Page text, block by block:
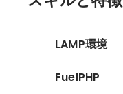
LAMP環境
FuelPHP